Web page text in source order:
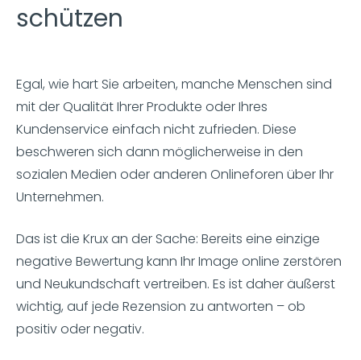
schützen
Egal, wie hart Sie arbeiten, manche Menschen sind
mit der Qualität Ihrer Produkte oder Ihres
Kundenservice einfach nicht zufrieden. Diese
beschweren sich dann möglicherweise in den
sozialen Medien oder anderen Onlineforen über Ihr
Unternehmen.
Das ist die Krux an der Sache: Bereits eine einzige
negative Bewertung kann Ihr Image online zerstören
und Neukundschaft vertreiben. Es ist daher äußerst
wichtig, auf jede Rezension zu antworten – ob
positiv oder negativ.